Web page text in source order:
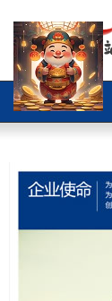
首页